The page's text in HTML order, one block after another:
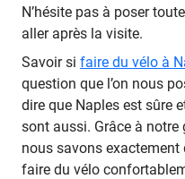
N’hésite pas à poser
aller après la visite.
Savoir si faire du vélo à
question que l’on nous
dire que Naples est sûre
sont aussi. Grâce à notre
nous savons exactement
faire du vélo